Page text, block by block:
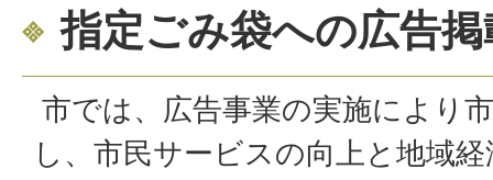
指定ごみ袋への広告
市では、広告事業の実施により
し、市民サービスの向上と地域